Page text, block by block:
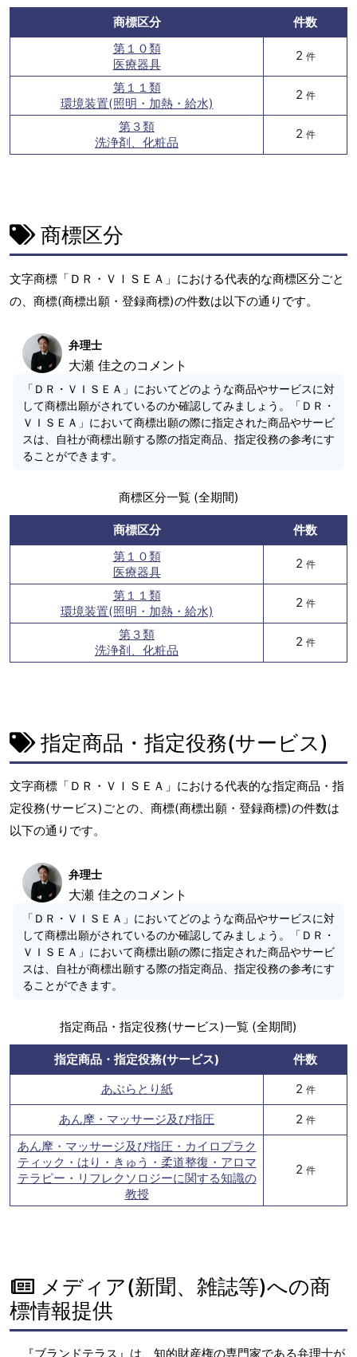
商標区分
件数
第１０類
医療器具
2 件
第１１類
環境装置(照明・加熱・給水)
2 件
第３類
洗浄剤、化粧品
2 件
商標区分
文字商標「ＤＲ・ＶＩＳＥＡ」における代表的な商標区分ごと
の、商標(商標出願・登録商標)の件数は以下の通りです。
弁理士
大瀬 佳之のコメント
「ＤＲ・ＶＩＳＥＡ」においてどのような商品やサービスに対
して商標出願がされているのか確認してみましょう。「ＤＲ・
ＶＩＳＥＡ」において商標出願の際に指定された商品やサービ
スは、自社が商標出願する際の指定商品、指定役務の参考にす
ることができます。
商標区分一覧 (全期間)
商標区分
件数
第１０類
医療器具
2 件
第１１類
環境装置(照明・加熱・給水)
2 件
第３類
洗浄剤、化粧品
2 件
指定商品・指定役務(サービス)
文字商標「ＤＲ・ＶＩＳＥＡ」における代表的な指定商品・指
定役務(サービス)ごとの、商標(商標出願・登録商標)の件数は
以下の通りです。
弁理士
大瀬 佳之のコメント
「ＤＲ・ＶＩＳＥＡ」においてどのような商品やサービスに対
して商標出願がされているのか確認してみましょう。「ＤＲ・
ＶＩＳＥＡ」において商標出願の際に指定された商品やサービ
スは、自社が商標出願する際の指定商品、指定役務の参考にす
ることができます。
指定商品・指定役務(サービス)一覧 (全期間)
指定商品・指定役務(サービス)
件数
あぶらとり紙
2 件
あん摩・マッサージ及び指圧 2 件
あん摩・マッサージ及び指圧・カイロプラク
ティック・はり・きゅう・柔道整復・アロマ
テラピー・リフレクソロジーに関する知識の
教授
2 件
メディア(新聞、雑誌等)への商
標情報提供
『ブランドテラス』は、知的財産権の専門家である弁理士が